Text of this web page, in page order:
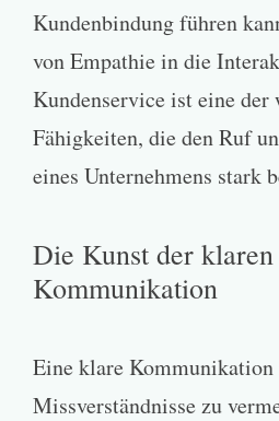
Kundenbindung führen
von Empathie in die
Kundenservice ist eine der
Fähigkeiten, die den Ruf
eines Unternehmens stark
Die Kunst der klaren
Kommunikation
Eine klare
Missverständnisse zu